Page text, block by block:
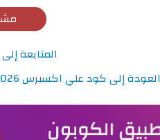
المتابعة
العودة إلى كود علي اكسبرس 2026 كوبونات AliExpress محدثة وفعالة حتى 50%